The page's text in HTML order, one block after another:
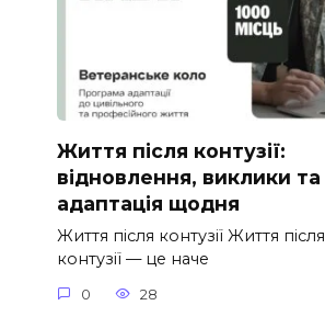
Життя після контузії:
відновлення, виклики та
адаптація щодня
Життя після контузії Життя після
контузії — це наче
0 28